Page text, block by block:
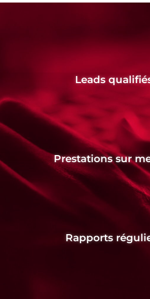
Leads
Prestations sur
Rapports